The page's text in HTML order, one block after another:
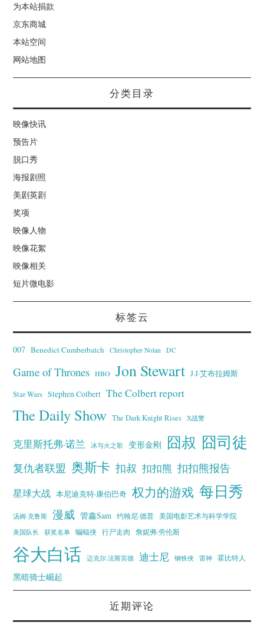
为本站捐款
京东商城
本站空间
网站地图
分类目录
映像快讯
预告片
脱口秀
海报剧照
美剧英剧
奖项
映像人物
映像花絮
映像相关
短片微电影
标签云
007 Benedict Cumberbatch Christopher Nolan DC
Game of Thrones HBO Jon Stewart J·J·艾布拉姆斯
Star Wars Stephen Colbert The Colbert report
The Daily Show The Dark Knight Rises X战警
克里斯托弗·诺兰 冰与火之歌 变形金刚 囧叔 囧司徒
复仇者联盟 奥斯卡 扣叔 扣扣熊 扣扣熊报告
星球大战 本尼迪克特·康伯巴奇 权力的游戏 每日秀
汤姆·克鲁斯 漫威 管鑫Sam 约翰尼·德普
美国电影艺术与科学学院
美国队长
获奖名单 蝙蝠侠 行尸走肉 詹妮弗·劳伦斯
谷大白话 迈克尔·法斯宾德 迪士尼 钢铁侠 雷神 霍比特人
黑暗骑士崛起
近期评论